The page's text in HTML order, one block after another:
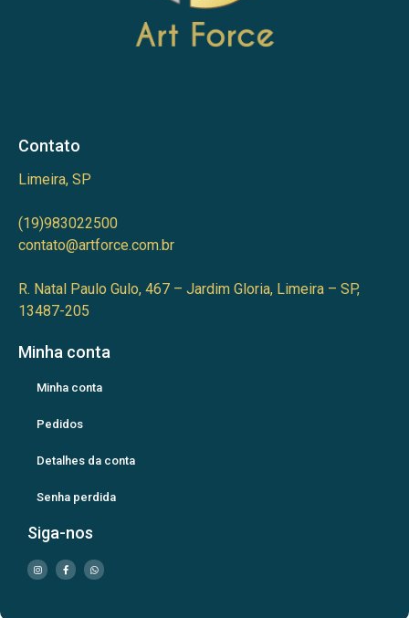
Contato
Limeira, SP
(19)983022500
contato@artforce.com.br
R. Natal Paulo Gulo, 467 – Jardim Gloria, Limeira – SP,
13487-205
Minha conta
Minha conta
Pedidos
Detalhes da conta
Senha perdida
Siga-nos